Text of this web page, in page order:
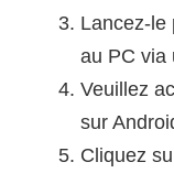
Lancez-le
au PC via
Veuillez
sur
Cliquez